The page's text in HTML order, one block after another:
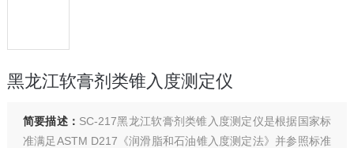
黑龙江软膏剂类锥入度测定仪
简要描述： SC-217黑龙江软膏剂类锥入度测定仪是根据国家标
准满足ASTM D217《润滑脂和石油锥入度测定法》并参照标准